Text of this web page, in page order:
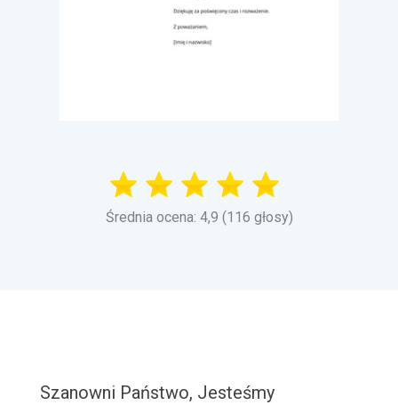
Średnia ocena: 4,9 (116 głosy)
Szanowni Państwo, Jesteśmy